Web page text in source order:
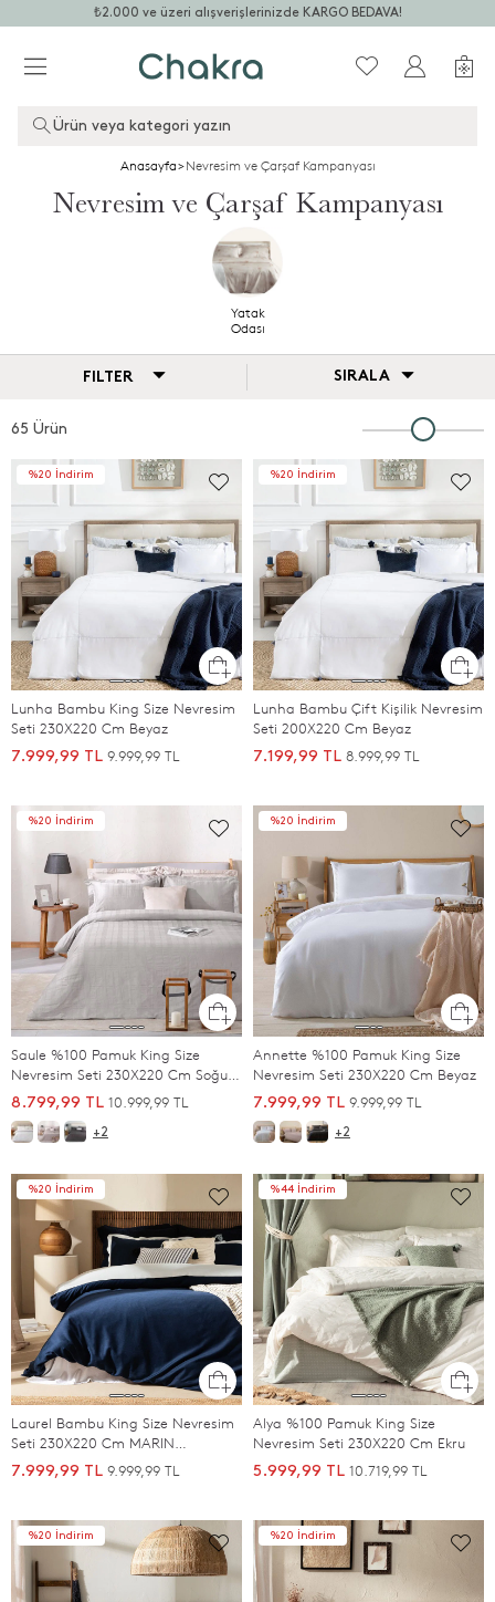
₺2.000 ve üzeri alışverişlerinizde KARGO BEDAVA!
Ürün veya kategori yazın
Anasayfa>Nevresim ve Çarşaf Kampanyası
Nevresim ve Çarşaf Kampanyası
Yatak
Odası
FILTER SIRALA
65 Ürün
%20 İndirim
Lunha Bambu King Size Nevresim
Seti 230X220 Cm Beyaz
7.999,99 TL 9.999,99 TL
%20 İndirim
Lunha Bambu Çift Kişilik Nevresim
Seti 200X220 Cm Beyaz
7.199,99 TL 8.999,99 TL
%20 İndirim
Saule %100 Pamuk King Size
Nevresim Seti 230X220 Cm Soğuk
Gri
8.799,99 TL 10.999,99 TL
+2
%20 İndirim
Annette %100 Pamuk King Size
Nevresim Seti 230X220 Cm Beyaz
7.999,99 TL 9.999,99 TL
+2
%20 İndirim
Laurel Bambu King Size Nevresim
Seti 230X220 Cm MARIN
MAVI/SOFT MAVI
7.999,99 TL 9.999,99 TL
%44 İndirim
Alya %100 Pamuk King Size
Nevresim Seti 230X220 Cm Ekru
5.999,99 TL 10.719,99 TL
%20 İndirim %20 İndirim